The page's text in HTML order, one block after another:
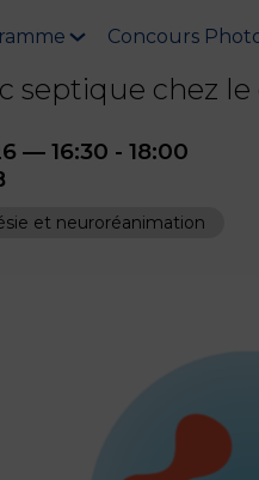
Concours
septique chez
— 16:30 - 18:00
et neuroréanimation